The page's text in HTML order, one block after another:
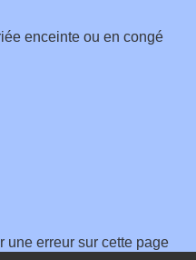
enceinte ou en congé
une erreur sur cette page